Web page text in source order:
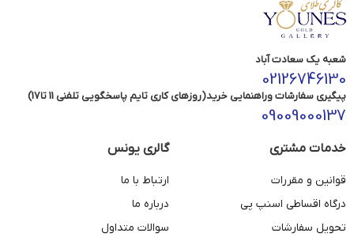
شعبه یک سعادت آباد
02126746130
پیگیری سفارشات وراهنمایی خرید(روزهای کاری تایم پاسخگویی تلفنی 11 تا17)
09009000137
خدمات مشتری
قوانین و مقررات
درگاه اقساطی اسنپ پی
تحویل سفارشات
گالری یونس
ارتباط با ما
درباره ما
سوالات متداول